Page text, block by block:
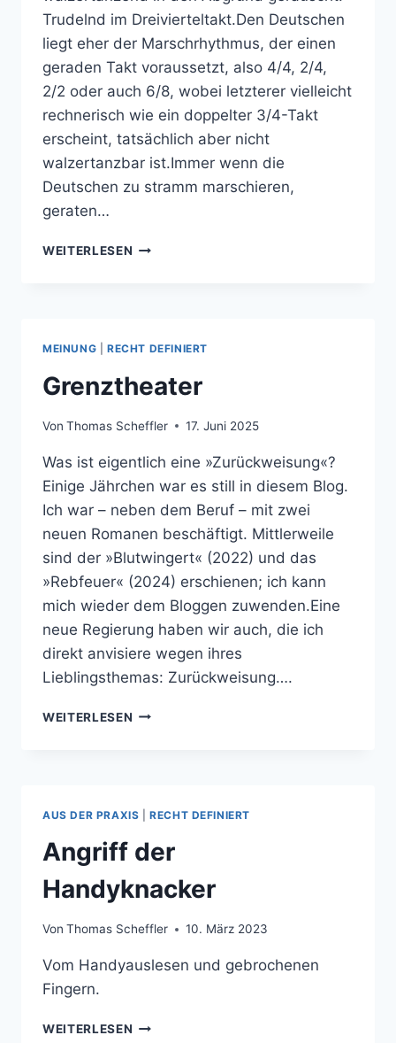
Trudelnd im Dreivierteltakt.Den Deutschen
liegt eher der Marschrhythmus, der einen
geraden Takt voraussetzt, also 4/4, 2/4,
2/2 oder auch 6/8, wobei letzterer vielleicht
rechnerisch wie ein doppelter 3/4-Takt
erscheint, tatsächlich aber nicht
walzertanzbar ist.Immer wenn die
Deutschen zu stramm marschieren,
geraten…
WEITERLESEN DER
MEINUNG RECHT DEFINIERT
Grenztheater
Von Thomas Scheffler 17. Juni 2025
Was ist eigentlich eine »Zurückweisung«?
Einige Jährchen war es still in diesem Blog.
Ich war – neben dem Beruf – mit zwei
neuen Romanen beschäftigt. Mittlerweile
sind der »Blutwingert« (2022) und das
»Rebfeuer« (2024) erschienen; ich kann
mich wieder dem Bloggen zuwenden.Eine
neue Regierung haben wir auch, die ich
direkt anvisiere wegen ihres
Lieblingsthemas: Zurückweisung….
WEITERLESEN GRENZTHEATER
AUS DER PRAXIS |RECHT DEFINIERT
Angriff der
Handyknacker
Von Thomas Scheffler 10. März 2023
Vom Handyauslesen und gebrochenen
Fingern.
WEITERLESEN ANGRIFF